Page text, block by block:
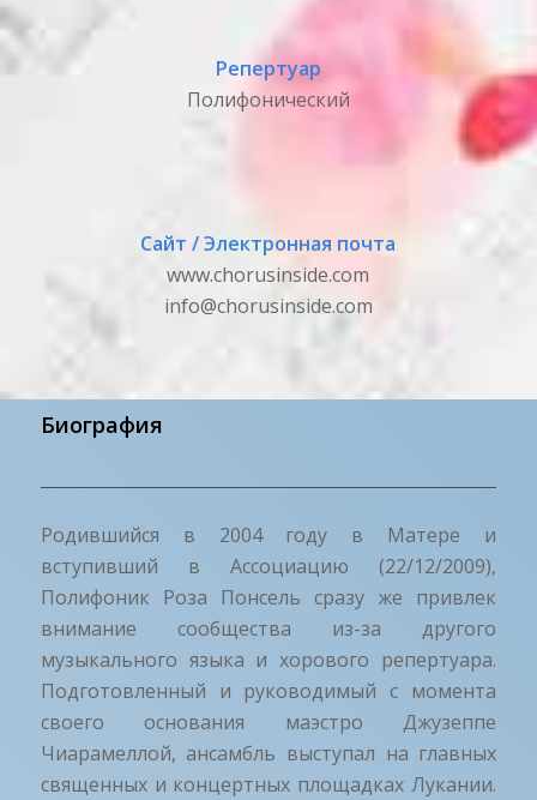
Репертуар
Полифонический
Сайт / Электронная почта
www.chorusinside.com
info@chorusinside.com
Биография
Родившийся в 2004 году в Матере и
вступивший в Ассоциацию (22/12/2009),
Полифоник Роза Понсель сразу же привлек
внимание сообщества из-за другого
музыкального языка и хорового репертуара.
Подготовленный и руководимый с момента
своего основания маэстро Джузеппе
Чиарамеллой, ансамбль выступал на главных
священных и концертных площадках Лукании.